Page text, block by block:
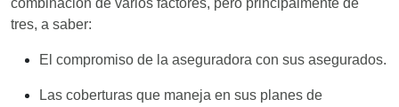
tres, a saber:
El compromiso de la aseguradora con sus asegurados.
Las coberturas que maneja en sus planes de